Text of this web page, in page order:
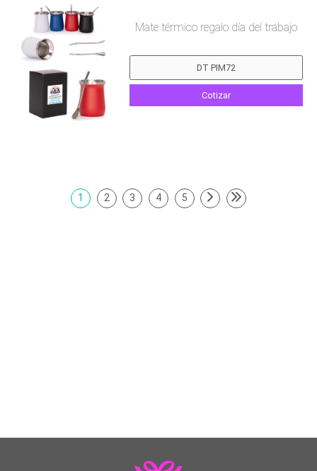
Mate térmico regalo día del trabajo
Cotizar
1 2 3 4 5